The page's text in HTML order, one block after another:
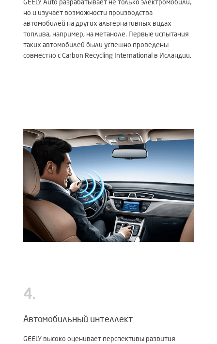
GEELY Auto разрабатывает не только электромобили,
но и изучает возможности производства
автомобилей на других альтернативных видах
топлива, например, на метаноле. Первые испытания
таких автомобилей были успешно проведены
совместно с Carbon Recycling International в Исландии.
4.
Автомобильный интеллект
GEELY высоко оценивает перспективы развития